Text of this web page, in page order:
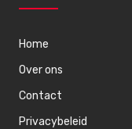
Home
Over ons
Contact
Privacybeleid